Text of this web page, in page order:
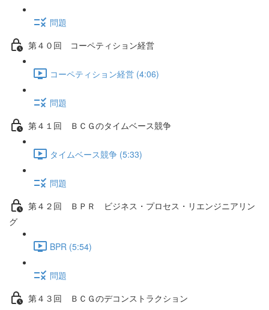
問題
第４０回 コーペティション経営
コーペティション経営 (4:06)
問題
第４１回 ＢＣＧのタイムベース競争
タイムベース競争 (5:33)
問題
第４２回 ＢＰＲ ビジネス・プロセス・リエンジニアリン
グ
BPR (5:54)
問題
第４３回 ＢＣＧのデコンストラクション